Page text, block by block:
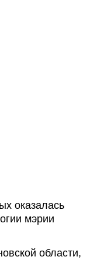
оказалась
мэрии
области,